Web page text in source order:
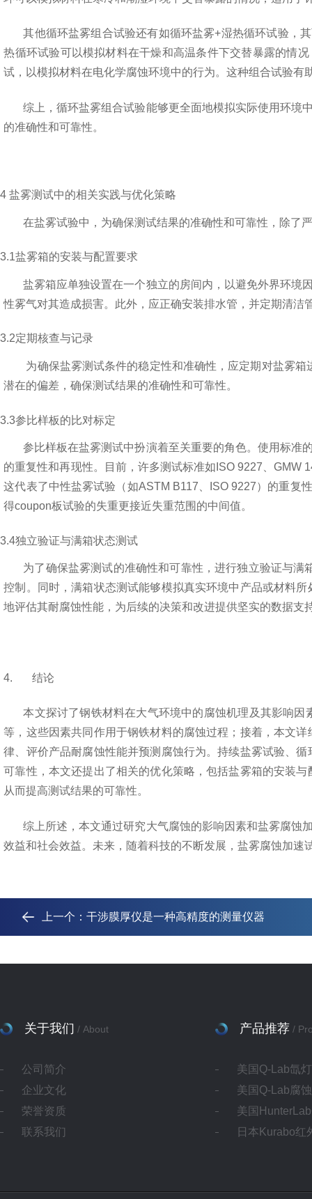
其他循环盐雾组合试验还有如循环盐雾+湿热循环试验，
热循环试验可以模拟材料在干燥和高温条件下交替暴露的情
试，以模拟材料在电化学腐蚀环境中的行为。这种组合试验
综上，循环盐雾组合试验能够更全面地模拟实际使用环境
的准确性和可靠性。
4 盐雾测试中的相关实践与优化策略
在盐雾试验中，为确保测试结果的准确性和可靠性，除了
3.1盐雾箱的安装与配置要求
盐雾箱应单独设置在一个独立的房间内，以避免外界环境
性雾气对其造成损害。此外，应正确安装排水管，并定期清洁
3.2定期核查与记录
为确保盐雾测试条件的稳定性和准确性，应定期对盐雾
潜在的偏差，确保测试结果的准确性和可靠性。
3.3参比样板的比对标定
参比样板在盐雾测试中扮演着至关重要的角色。使用标准
的重复性和再现性。目前，许多测试标准如 ISO 9227 、GMW
这代表了中性盐雾试验（如ASTM B117 ISO 9227）的重复
得coupon板试验的失重更接近失重范围的中间值。
3.4独立验证与满箱状态测试
为了确保盐雾测试的准确性和可靠性，进行独立验证与满
控制。同时，满箱状态测试能够模拟真实环境中产品或材料
地评估其耐腐蚀性能，为后续的决策和改进提供坚实的数据支
4. 结论
本文探讨了钢铁材料在大气环境中的腐蚀机理及其影响
等，这些因素共同作用于钢铁材料的腐蚀过程；接着，本文
律、评价产品耐腐蚀性能并预测腐蚀行为。持续盐雾试验、
可靠性，本文还提出了相关的优化策略，包括盐雾箱的安装
从而提高测试结果的可靠性。
综上所述，本文通过研究大气腐蚀的影响因素和盐雾腐蚀
效益和社会效益。未来，随着科技的不断发展，盐雾腐蚀加
上一个： 干涉膜厚仪是一种高精度的测量仪器
关于我们 / About
公司简介
企业文化
荣誉资质
联系我们
产品推荐 /
美国Q-Lab氙
美国Q-Lab腐
美国
日本Kurabo红